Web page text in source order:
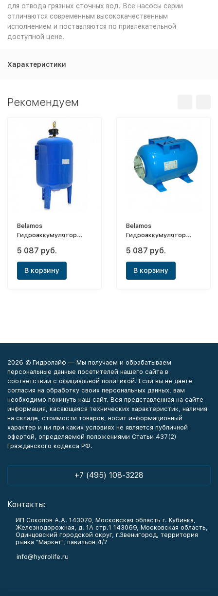
для отвода грязных сточных вод. Все насосы серии
отличаются современным высококачественным
исполнением и поставляются по привлекательной
доступной цене.
Характеристики
Рекомендуем
Belamos
Гидроаккумулятор
(синий)
5 087 руб.
В корзину
Belamos
Гидроаккумулятор
(синий)
5 087 руб.
В корзину
2026 © Гидролайф — Мы получаем и обрабатываем
персональные данные посетителей нашего сайта в
соответствии с официальной политикой. Если вы не даете
согласия на обработку своих персональных данных, вам
необходимо покинуть наш сайт. Вся представленная на сайте
информация, касающаяся технических характеристик, наличия
на складе, стоимости товаров, носит информационный
характер и ни при каких условиях не является публичной
офертой, определяемой положениями Статьи 437(2)
Гражданского кодекса РФ.
+7 (495) 108-3228
Контакты:
ИП Соколов А.А. 143070, Московская область г. Кубинка,
Железнодорожная, д. 1А стр.1 143069, Московская область,
Одинцовский городской округ, г.Звенигород, территория
рынка "Маркет", павильон 4/7
info@hydrolife.ru